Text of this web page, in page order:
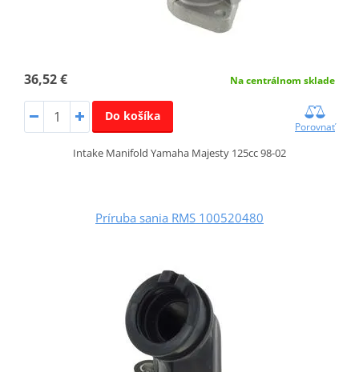
36,52 € Na centrálnom sklade
Do košíka
Porovnať
Intake Manifold Yamaha Majesty 125cc 98-02
Príruba sania RMS 100520480